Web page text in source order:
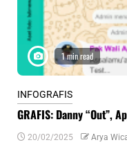
1 min read
INFOGRAFIS
GRAFIS: Danny “Out”,
20/02/2025 Arya